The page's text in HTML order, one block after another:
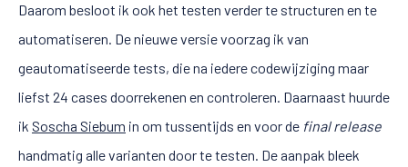
Daarom besloot ik ook het testen verder te structuren en te
automatiseren. De nieuwe versie voorzag ik van
geautomatiseerde tests, die na iedere codewijziging maar
liefst 24 cases doorrekenen en controleren. Daarnaast huurde
ik Soscha Siebum in om tussentijds en voor de final release
handmatig alle varianten door te testen. De aanpak bleek